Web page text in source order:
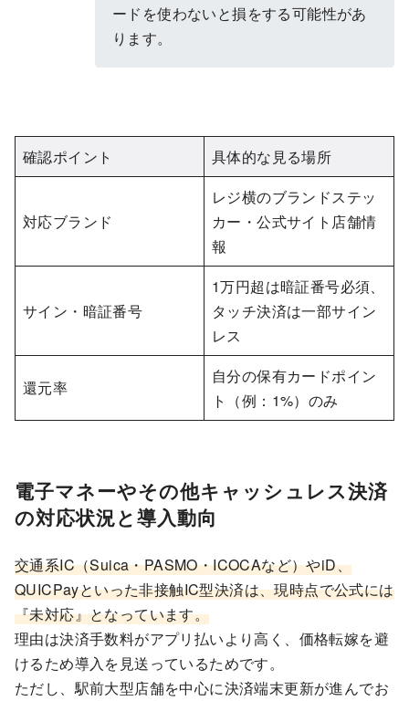
ードを使わないと損をする可能性があ
ります。
確認ポイント 具体的な見る場所
対応ブランド
レジ横のブランドステッ
カー・公式サイト店舗情
報
サイン・暗証番号
1万円超は暗証番号必須、
タッチ決済は一部サイン
レス
還元率
自分の保有カードポイン
ト（例：1%）のみ
電子マネーやその他キャッシュレス決済
の対応状況と導入動向
交通系IC（Suica・PASMO・ICOCAなど）やiD、
QUICPayといった非接触IC型決済は、現時点で公式には
『未対応』となっています。
理由は決済手数料がアプリ払いより高く、価格転嫁を避
けるため導入を見送っているためです。
ただし、駅前大型店舗を中心に決済端末更新が進んでお